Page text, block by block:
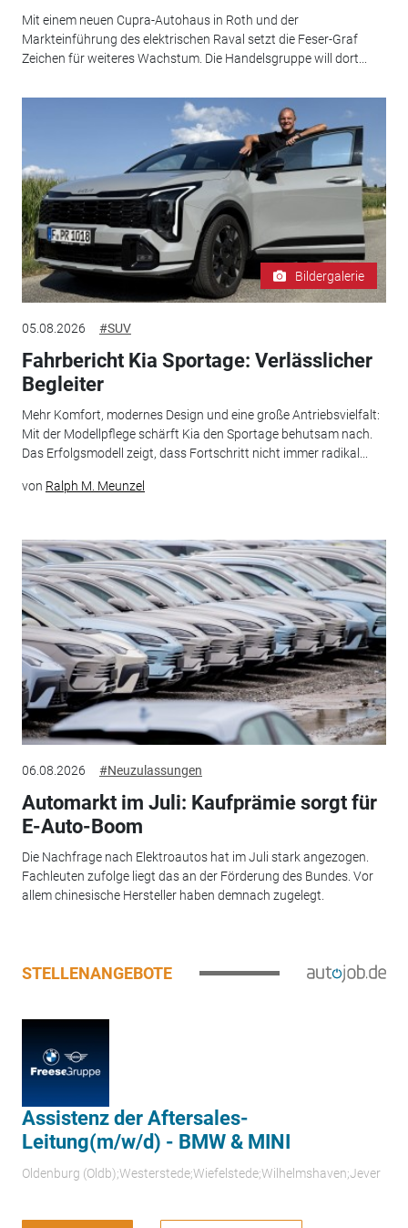
Mit einem neuen Cupra-Autohaus in Roth und der
Markteinführung des elektrischen Raval setzt die Feser-Graf
Zeichen für weiteres Wachstum. Die Handelsgruppe will dort...
Bildergalerie
05.08.2026 #SUV
Fahrbericht Kia Sportage: Verlässlicher
Begleiter
Mehr Komfort, modernes Design und eine große Antriebsvielfalt:
Mit der Modellpflege schärft Kia den Sportage behutsam nach.
Das Erfolgsmodell zeigt, dass Fortschritt nicht immer radikal...
von Ralph M. Meunzel
06.08.2026 #Neuzulassungen
Automarkt im Juli: Kaufprämie sorgt für
E-Auto-Boom
Die Nachfrage nach Elektroautos hat im Juli stark angezogen.
Fachleuten zufolge liegt das an der Förderung des Bundes. Vor
allem chinesische Hersteller haben demnach zugelegt.
STELLENANGEBOTE
Assistenz der Aftersales-
Leitung(m/w/d) - BMW & MINI
Oldenburg (Oldb);Westerstede;Wiefelstede;Wilhelmshaven;Jever